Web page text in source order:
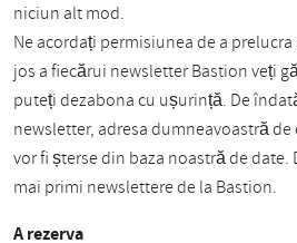
niciun alt mod.
Ne acordați permisiunea de a
jos a fiecărui newsletter Bastion veți
puteți dezabona cu ușurință. De
newsletter, adresa dumneavoastră
vor fi șterse din baza noastră de date.
mai primi newslettere de la Bastion.
A rezerva